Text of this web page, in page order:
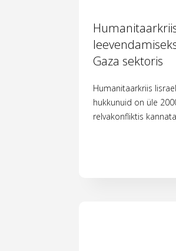
Gaza sektoris
Humanitaarkriis
hukkunuid on üle
relvakonfliktis